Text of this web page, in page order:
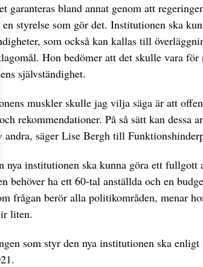
garanteras bland annat genom att
en styrelse som gör det. Institutionen ska
som också kan kallas till
Hon bedömer att det skulle vara för
självständighet.
muskler skulle jag vilja säga är att
rekommendationer. På så sätt kan dessa
andra, säger Lise Bergh till
nya institutionen ska kunna göra ett fullgott
behöver ha ett 60-tal anställda och en
frågan berör alla politikområden, menar
liten.
som styr den nya institutionen ska